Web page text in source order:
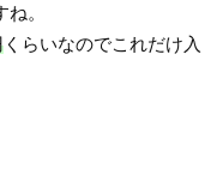
ね。
くらいなのでこれだけ入